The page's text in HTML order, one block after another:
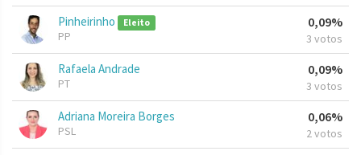
Pinheirinho Eleito
PP
0,09%
3 votos
Rafaela Andrade
PT
0,09%
3 votos
Adriana Moreira Borges
PSL
0,06%
2 votos